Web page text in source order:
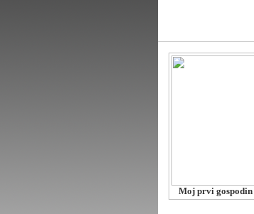
Moj prvi gospodin